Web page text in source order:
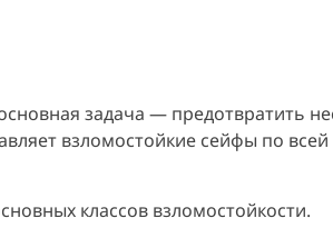
задача — предотвратить
взломостойкие сейфы по
классов взломостойкости.